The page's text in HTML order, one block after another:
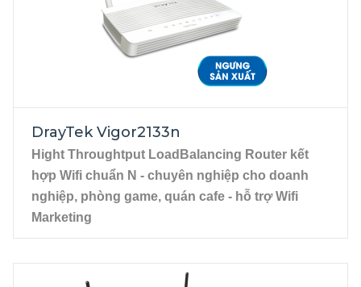
suất cao, được thiết kế để đáp ứng những yêu cầu
khắt khe về tốc độ, tính ổn định và bảo mật trong hạ
tầng mạng của doanh nghiệp SME, nhà hàng,
khách sạn và các văn phòng đa chi nhánh.
phòng kết nối, Wi-Fi AC1300 tốc độ cao cùng với
các tính năng cốt lõi của DrayTek như cân bằng tải,
VPN mạnh mẽ và Firewall bảo mật cấp doanh
nghiệp. Đặc biệt cổng WAN1 thuần hỗ trợ kết nối
quang SFP, cho phép kết nối trực tiếp đường cáp
DrayTek Vigor2133n
Hight Throughtput LoadBalancing Router kết
hợp Wifi chuẩn N - chuyên nghiệp cho doanh
nghiệp, phòng game, quán cafe - hỗ trợ Wifi
Marketing
4 cổng Gigabit Ethernet LAN, RJ45. 2 cổng